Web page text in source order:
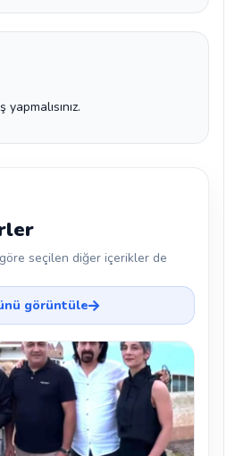
seçilen diğer içerikler de
görüntüle